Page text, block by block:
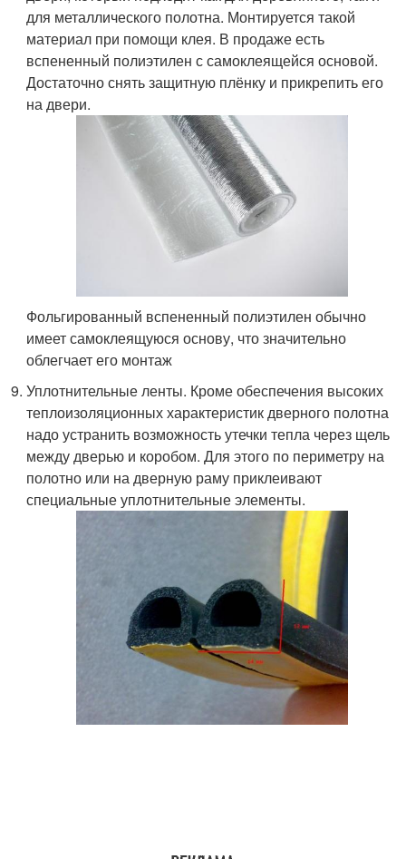
для металлического полотна. Монтируется такой
материал при помощи клея. В продаже есть
вспененный полиэтилен с самоклеящейся основой.
Достаточно снять защитную плёнку и прикрепить его
на двери.
Фольгированный вспененный полиэтилен обычно
имеет самоклеящуюся основу, что значительно
облегчает его монтаж
Уплотнительные ленты. Кроме обеспечения высоких
теплоизоляционных характеристик дверного полотна
надо устранить возможность утечки тепла через щель
между дверью и коробом. Для этого по периметру на
полотно или на дверную раму приклеивают
специальные уплотнительные элементы.